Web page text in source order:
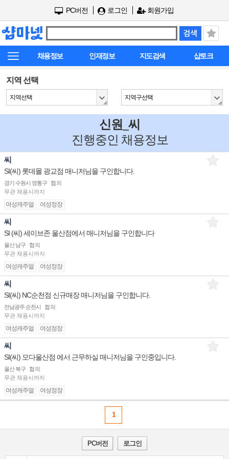
PC버전 로그인 회원가입
채용정보 인재정보 지도검색 샵토크
지역 선택
지역선택 지역구선택
신원_씨
진행중인 채용정보
씨
SI(씨) 롯데몰 광교점 매니저님을 구인합니다.
경기 수원시 영통구
협의
무관 채용시까지
여성캐주얼 여성정장
씨
SI (씨) 세이브존 울산점에서 매니저님을 구인합니다
울산 남구
협의
무관 채용시까지
여성캐주얼 여성정장
씨
SI(씨) NC순천점 신규매장 매니저님을 구인합니다.
전남광주 순천시
협의
무관 채용시까지
여성캐주얼 여성정장
씨
SI(씨) 모다울산점 에서 근무하실 매니저님을 구인중입니다.
울산 북구
협의
무관 채용시까지
여성캐주얼 여성정장
1
PC버전 로그인